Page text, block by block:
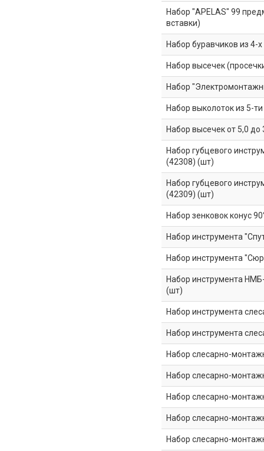
Набор "APELAS" 99
вставки)
Набор буравчиков из 4-
Набор высечек
Набор
Набор выколоток из 5-
Набор высечек от 5,0
Набор губцевого
(42308) (шт)
Набор губцевого
(42309) (шт)
Набор зенковок конус
Набор инструмента
Набор инструмента
Набор инструмента
(шт)
Набор инструмента
Набор инструмента
Набор слесарно-
Набор слесарно-
Набор слесарно-
Набор слесарно-
Набор слесарно-